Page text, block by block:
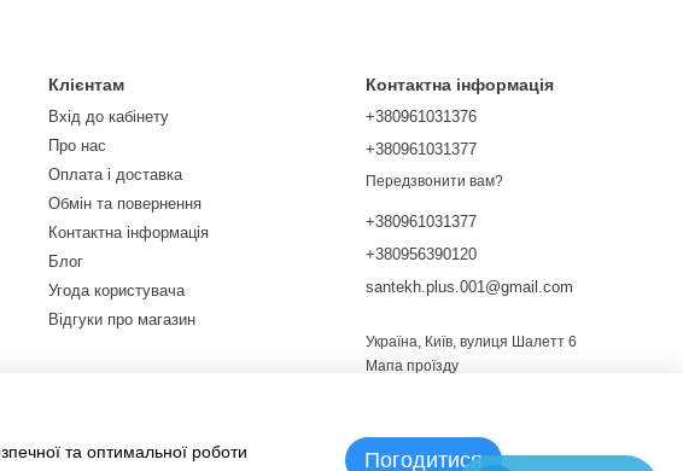
Клієнтам
Вхід до кабінету
Про нас
Оплата і доставка
Обмін та повернення
Контактна інформація
Блог
Угода користувача
Відгуки про магазин
Контактна інформація
+380961031376
+380961031377
Передзвонити вам?
+380961031377
+380956390120
santekh.plus.001@gmail.com
Україна, Київ, вулиця Шалетт 6
Мапа проїзду
та оптимальної роботи
Погодитися